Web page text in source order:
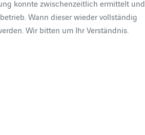
konnte zwischenzeitlich ermittelt und
Wann dieser wieder vollständig
Wir bitten um Ihr Verständnis.